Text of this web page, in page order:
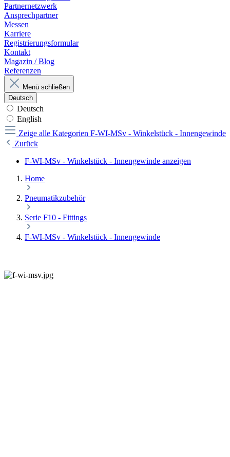
Partnernetzwerk
Ansprechpartner
Messen
Karriere
Registrierungsformular
Kontakt
Magazin / Blog
Referenzen
Menü schließen
Deutsch
Deutsch
English
Zeige alle Kategorien F-WI-MSv - Winkelstück - Innengewinde
Zurück
F-WI-MSv - Winkelstück - Innengewinde anzeigen
Home
Pneumatikzubehör
Serie F10 - Fittings
F-WI-MSv - Winkelstück - Innengewinde